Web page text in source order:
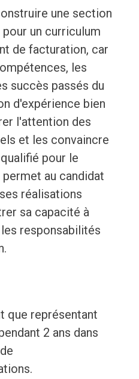
une section
un curriculum
de facturation, car
les
succès passés du
d'expérience bien
l'attention des
et les convaincre
pour le
au candidat
réalisations
sa capacité à
responsabilités
que représentant
2 ans dans